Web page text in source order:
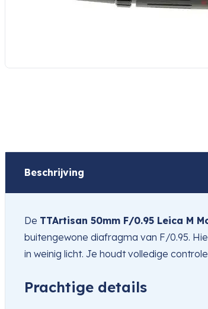
Beschrijving
De TTArtisan 50mm F/0.95 Leica M
buitengewone diafragma van F/0.95.
in weinig licht. Je houdt volledige
Prachtige details